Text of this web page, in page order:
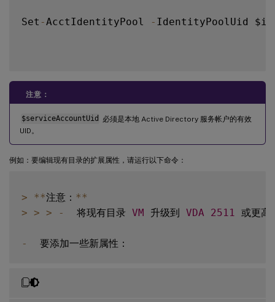
Set -AcctIdentityPool - IdentityPoolUid
注意：
$serviceAccountUid
必须是本地 Active Directory 服务帐户的有效
UID。
例如：要编辑现有目录的扩展属性，请运行以下命令：
> **注意： **
> > > -
  将现有目录
VM 升级到 VDA 2511 或更高
-